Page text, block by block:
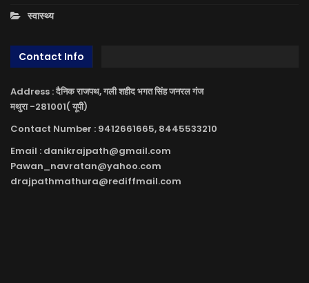
स्वास्थ्य
Contact Info
Address : दैनिक राजपथ, गली शहीद भगत सिंह जनरल गंज
मथुरा -281001( यूपी)
Contact Number : 9412661665, 8445533210
Email : danikrajpath@gmail.com
Pawan_navratan@yahoo.com
drajpathmathura@rediffmail.com